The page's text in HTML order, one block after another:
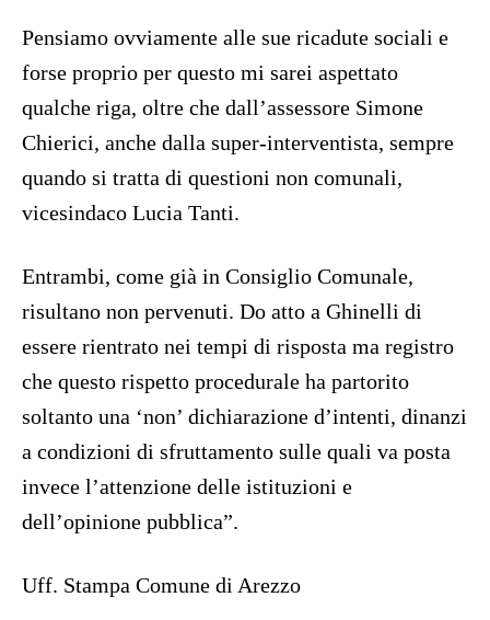
Pensiamo ovviamente alle sue ricadute sociali e
forse proprio per questo mi sarei aspettato
qualche riga, oltre che dall’assessore Simone
Chierici, anche dalla super-interventista, sempre
quando si tratta di questioni non comunali,
vicesindaco Lucia Tanti.
Entrambi, come già in Consiglio Comunale,
risultano non pervenuti. Do atto a Ghinelli di
essere rientrato nei tempi di risposta ma registro
che questo rispetto procedurale ha partorito
soltanto una ‘non’ dichiarazione d’intenti, dinanzi
a condizioni di sfruttamento sulle quali va posta
invece l’attenzione delle istituzioni e
dell’opinione pubblica”.
Uff. Stampa Comune di Arezzo